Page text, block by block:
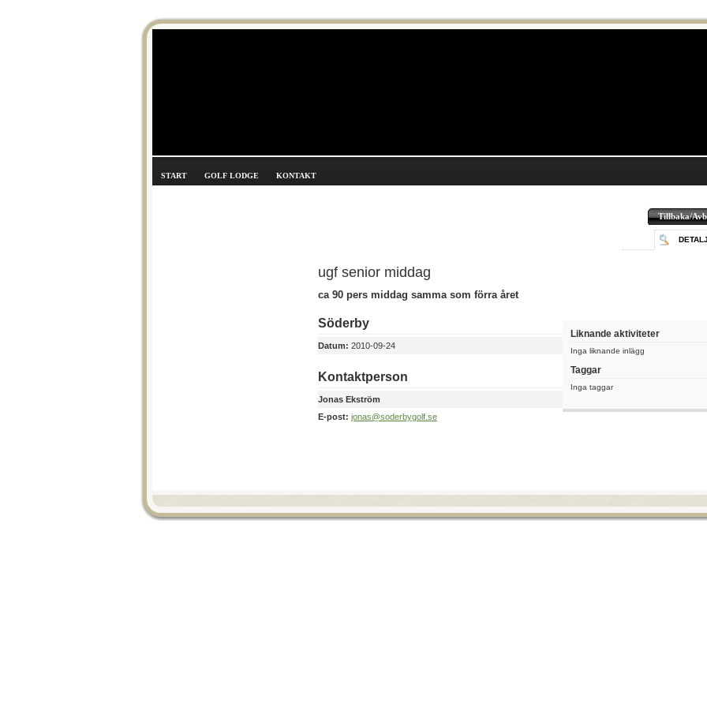
START GOLF LODGE KONTAKT
Tillbaka/
ugf senior middag
ca 90 pers middag samma som förra året
Liknande aktiviteter
Inga liknande inlägg
Taggar
Inga taggar
Söderby
Datum: 2010-09-24
Kontaktperson
Jonas Ekström
E-post: jonas@soderbygolf.se